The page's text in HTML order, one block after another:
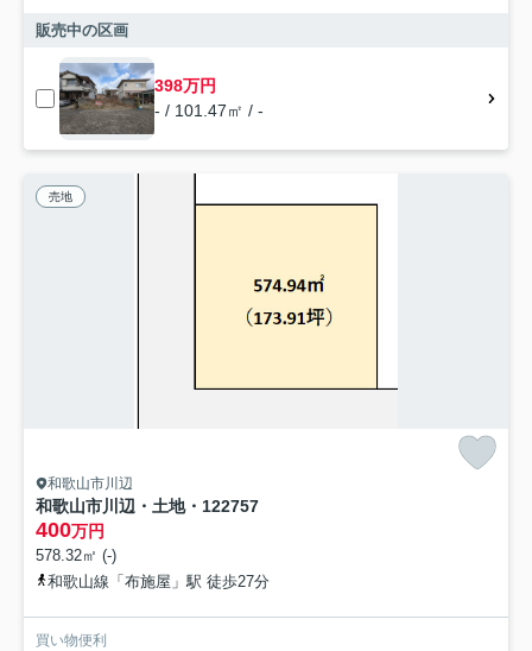
販売中の区画
398万円
- / 101.47㎡ / -
売地
和歌山市川辺
和歌山市川辺・土地・122757
400万円
578.32㎡ (-)
和歌山線「布施屋」駅 徒歩27分
買い物便利